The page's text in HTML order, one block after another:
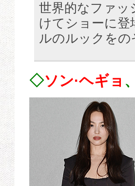
世界的なファ
けてショーに
ルのルックを
◇ソン·ヘギョ